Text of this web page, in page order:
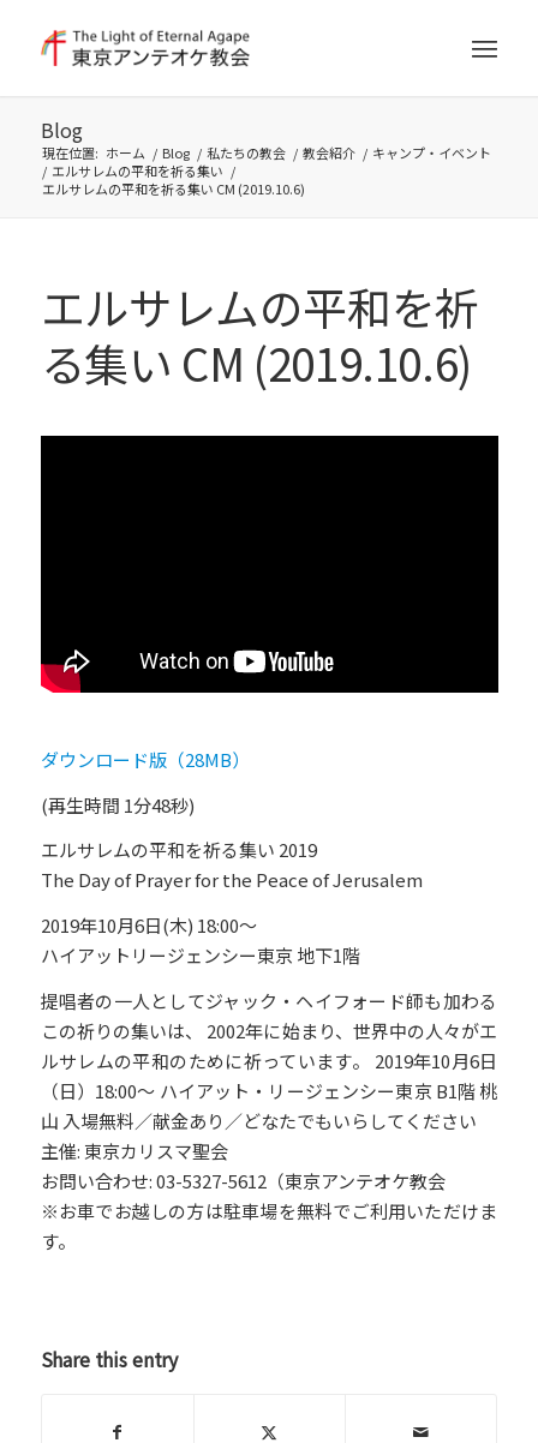
Blog
現在位置: ホーム / Blog / 私たちの教会 / 教会紹介 / キャンプ・イベント
/ エルサレムの平和を祈る集い /
エルサレムの平和を祈る集い CM (2019.10.6)
エルサレムの平和を祈
る集い CM (2019.10.6)
ダウンロード版（28MB）
(再生時間 1分48秒)
エルサレムの平和を祈る集い 2019
The Day of Prayer for the Peace of Jerusalem
2019年10月6日(木) 18:00～
ハイアットリージェンシー東京 地下1階
提唱者の一人としてジャック・ヘイフォード師も加わる
この祈りの集いは、 2002年に始まり、世界中の人々がエ
ルサレムの平和のために祈っています。 2019年10月6日
（日） 18:00〜 ハイアット・リージェンシー東京 B1階 桃
山 入場無料／献金あり／どなたでもいらしてください
主催: 東京カリスマ聖会
お問い合わせ: 03-5327-5612（東京アンテオケ教会
※お車でお越しの方は駐車場を無料でご利用いただけま
す。
Share this entry